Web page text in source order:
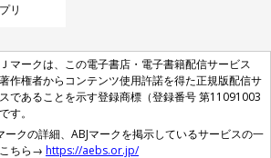
リ
マークは、この電子書店・電子書籍配信サービス
作権者からコンテンツ使用許諾を得た正規版配信サ
であることを示す登録商標（登録番号 第11091003
す。
ークの詳細、ABJマークを掲示しているサービスの一
ちら→ https://aebs.or.jp/